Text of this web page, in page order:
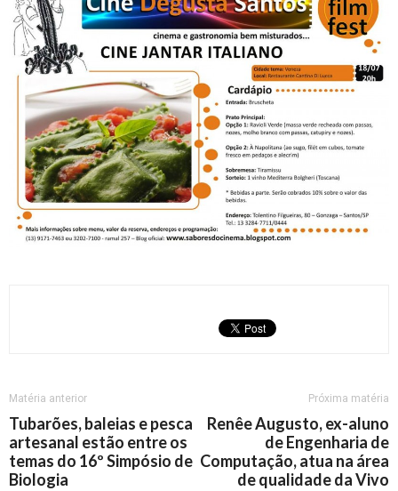
Matéria anterior
Tubarões, baleias e pesca
artesanal estão entre os
temas do 16º Simpósio de
Biologia
Próxima matéria
Renêe Augusto, ex-aluno
de Engenharia de
Computação, atua na área
de qualidade da Vivo